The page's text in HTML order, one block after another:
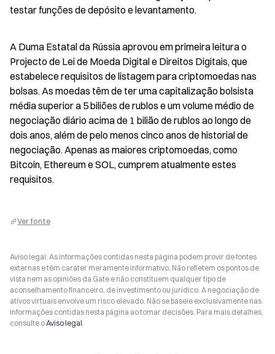
testar funções de depósito e levantamento.
A Duma Estatal da Rússia aprovou em primeira leitura o
Projecto de Lei de Moeda Digital e Direitos Digitais, que
estabelece requisitos de listagem para criptomoedas nas
bolsas. As moedas têm de ter uma capitalização bolsista
média superior a 5 biliões de rublos e um volume médio de
negociação diário acima de 1 bilião de rublos ao longo de
dois anos, além de pelo menos cinco anos de historial de
negociação. Apenas as maiores criptomoedas, como
Bitcoin, Ethereum e SOL, cumprem atualmente estes
requisitos.
Ver fonte
Aviso legal: As informações contidas nesta página podem provir de fontes
externas e têm caráter meramente informativo. Não refletem os pontos de
vista nem as opiniões da Gate e não constituem qualquer tipo de
aconselhamento financeiro, de investimento ou jurídico. A negociação de
ativos virtuais envolve um risco elevado. Não se baseie exclusivamente nas
informações contidas nesta página ao tomar decisões. Para mais detalhes,
consulte oAviso legal.